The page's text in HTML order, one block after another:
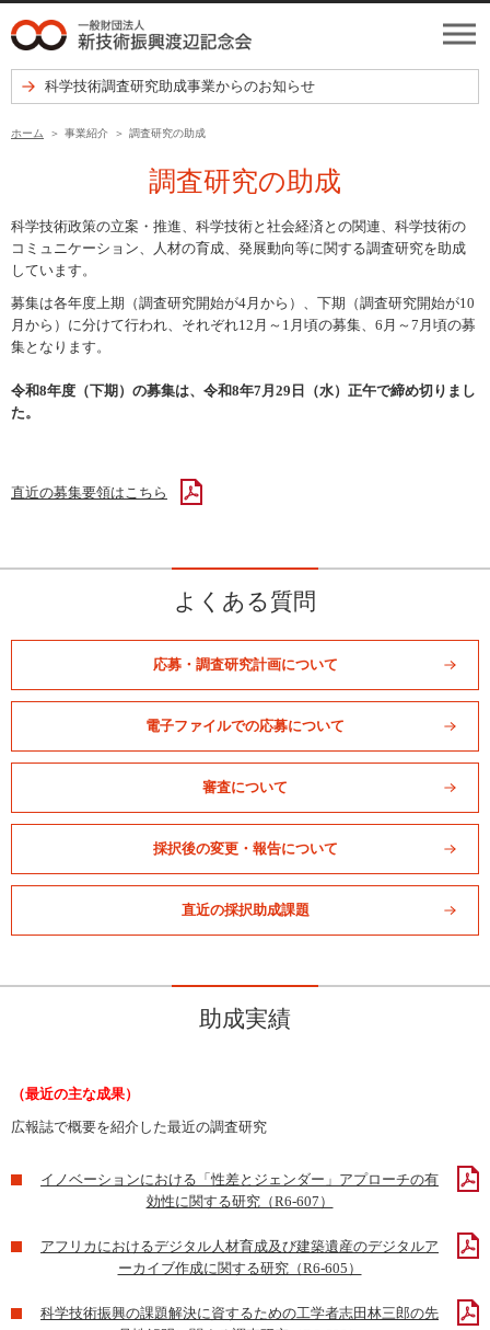
科学技術調査研究助成事業からのお知らせ
ホーム 事業紹介 調査研究の助成
調査研究の助成
科学技術政策の立案・推進、科学技術と社会経済との関連、科学技術の
コミュニケーション、人材の育成、発展動向等に関する調査研究を助成
しています。
募集は各年度上期（調査研究開始が4月から）、下期（調査研究開始が10
月から）に分けて行われ、それぞれ12月～1月頃の募集、6月～7月頃の募
集となります。
令和8年度（下期）の募集は、令和8年7月29日（水）正午で締め切りまし
た。
直近の募集要領はこちら
よくある質問
応募・調査研究計画について
電子ファイルでの応募について
審査について
採択後の変更・報告について
直近の採択助成課題
助成実績
（最近の主な成果）
広報誌で概要を紹介した最近の調査研究
イノベーションにおける「性差とジェンダー」アプローチの有
効性に関する研究（R6-607）
アフリカにおけるデジタル人材育成及び建築遺産のデジタルア
ーカイブ作成に関する研究（R6-605）
科学技術振興の課題解決に資するための工学者志田林三郎の先